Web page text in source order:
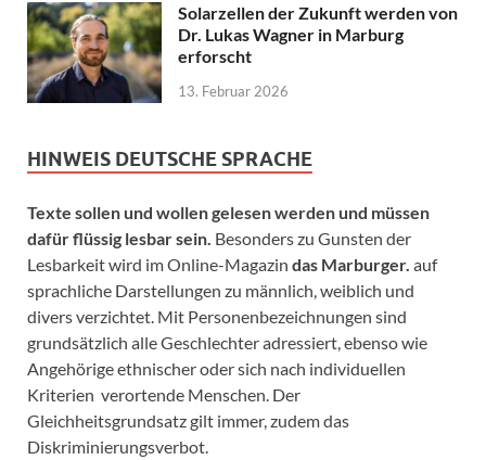
Solarzellen der Zukunft werden von
Dr. Lukas Wagner in Marburg
erforscht
13. Februar 2026
HINWEIS DEUTSCHE SPRACHE
Texte sollen und wollen gelesen werden und müssen
dafür flüssig lesbar sein. Besonders zu Gunsten der
Lesbarkeit wird im Online-Magazin das Marburger. auf
sprachliche Darstellungen zu männlich, weiblich und
divers verzichtet. Mit Personenbezeichnungen sind
grundsätzlich alle Geschlechter adressiert, ebenso wie
Angehörige ethnischer oder sich nach individuellen
Kriterien verortende Menschen. Der
Gleichheitsgrundsatz gilt immer, zudem das
Diskriminierungsverbot.